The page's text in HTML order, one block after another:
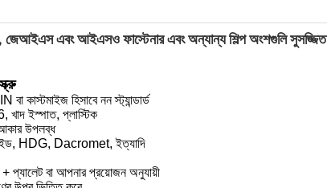
এবং আইএসও ফাস্টেনার এবং অন্যান্য শিল্প অংশগুলি সুসজ্জিত
হিসাবে নন স্ট্যান্ডার্ড
খাদ ইস্পাত, প্লাস্টিক
উপলব্ধ
HDG, Dacromet, ইত্যাদি
+ প্যালেট বা আপনার প্রয়োজন অনুযায়ী